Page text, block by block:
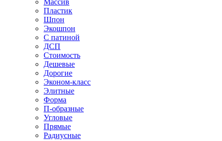
Массив
Пластик
Шпон
Экошпон
С патиной
ДСП
Стоимость
Дешевые
Дорогие
Эконом-класс
Элитные
Форма
П-образные
Угловые
Прямые
Радиусные